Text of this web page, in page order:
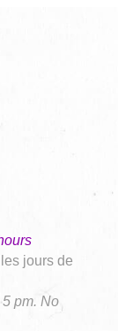
jours de
pm. No